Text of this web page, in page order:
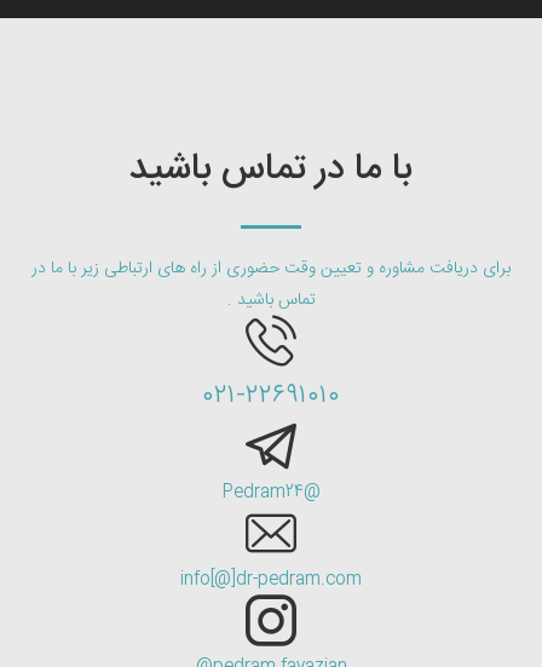
با ما در تماس باشید
برای دریافت مشاوره و تعیین وقت حضوری از راه های ارتباطی زیر با ما در
تماس باشید .
۰۲۱-۲۲۶۹۱۰۱۰
@Pedram24
info[@]dr-pedram.com